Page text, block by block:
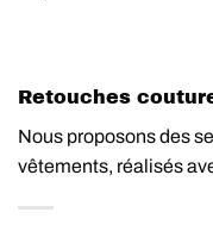
Retouches
Nous proposons des
vêtements, réalisés